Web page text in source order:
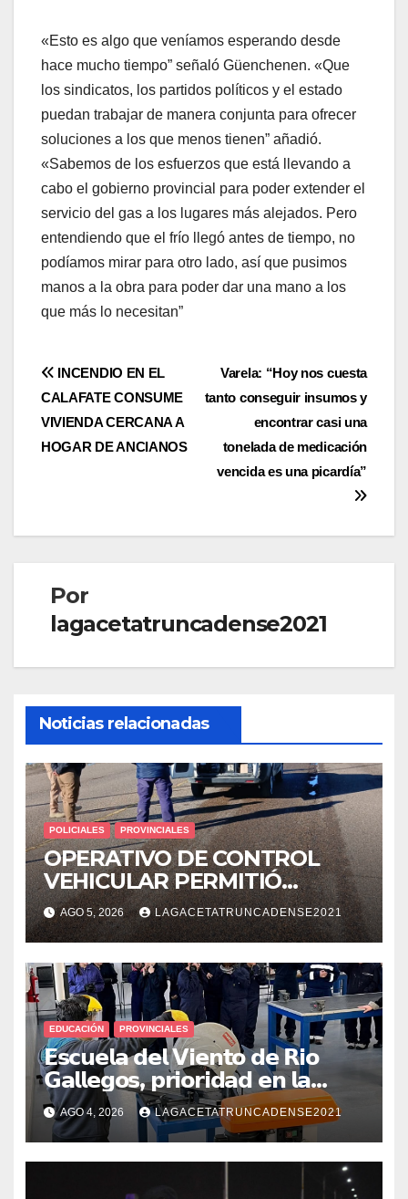
«Esto es algo que veníamos esperando desde
hace mucho tiempo” señaló Güenchenen. «Que
los sindicatos, los partidos políticos y el estado
puedan trabajar de manera conjunta para ofrecer
soluciones a los que menos tienen” añadió.
«Sabemos de los esfuerzos que está llevando a
cabo el gobierno provincial para poder extender el
servicio del gas a los lugares más alejados. Pero
entendiendo que el frío llegó antes de tiempo, no
podíamos mirar para otro lado, así que pusimos
manos a la obra para poder dar una mano a los
que más lo necesitan”
Navegación
de
entradas
Varela: “Hoy nos cuesta
tanto conseguir insumos y
encontrar casi una
tonelada de medicación
vencida es una picardía”
INCENDIO EN EL
CALAFATE CONSUME
VIVIENDA CERCANA A
HOGAR DE ANCIANOS
Por
lagacetatruncadense2021
Noticias relacionadas
POLICIALES PROVINCIALES
OPERATIVO DE CONTROL
VEHICULAR PERMITIÓ
LOCALIZAR A UN HOMBRE
CON PEDIDO DE PARADERO
AGO 5, 2026 LAGACETATRUNCADENSE2021
EDUCACIÓN PROVINCIALES
𝗘𝘀𝗰𝘂𝗲𝗹𝗮 𝗱𝗲𝗹 𝗩𝗶𝗲𝗻𝘁𝗼 𝗱𝗲 𝗥𝗶𝗼
𝗚𝗮𝗹𝗹𝗲𝗴𝗼𝘀, 𝗽𝗿𝗶𝗼𝗿𝗶𝗱𝗮𝗱 𝗲𝗻 𝗹𝗮
𝘀𝗲𝗴𝘂𝗿𝗶𝗱𝗮𝗱: 𝗖𝗹𝗮𝘃𝗲 𝗲𝗻 𝗲𝗹 𝗶𝗻𝗶𝗰𝗶𝗼
𝗱𝗲 𝗹𝗼𝘀 𝘁𝗮𝗹𝗹𝗲𝗿𝗲𝘀 𝗶𝗻𝗱𝘂𝘀𝘁𝗿𝗶𝗮𝗹𝗲𝘀
AGO 4, 2026 LAGACETATRUNCADENSE2021